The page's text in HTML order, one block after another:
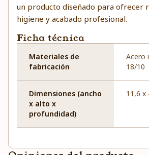
un producto diseñado para ofrecer
higiene y acabado profesional.
Ficha técnica
Materiales de
fabricación
Acero
18/10
Dimensiones (ancho
x alto x
profundidad)
11,6 x